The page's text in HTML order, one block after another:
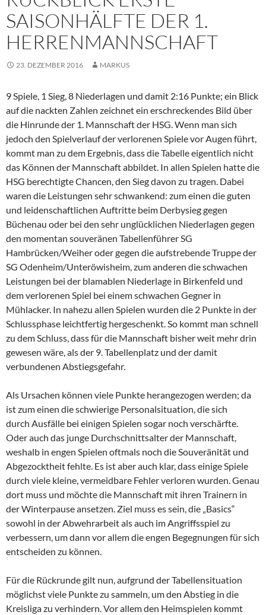
SAISONHÄLFTE DER 1.
HERRENMANNSCHAFT
23. DEZEMBER 2016 MARKUS
9 Spiele, 1 Sieg, 8 Niederlagen und damit 2:16 Punkte; ein Blick
auf die nackten Zahlen zeichnet ein erschreckendes Bild über
die Hinrunde der 1. Mannschaft der HSG. Wenn man sich
jedoch den Spielverlauf der verlorenen Spiele vor Augen führt,
kommt man zu dem Ergebnis, dass die Tabelle eigentlich nicht
das Können der Mannschaft abbildet. In allen Spielen hatte die
HSG berechtigte Chancen, den Sieg davon zu tragen. Dabei
waren die Leistungen sehr schwankend: zum einen die guten
und leidenschaftlichen Auftritte beim Derbysieg gegen
Büchenau oder bei den sehr unglücklichen Niederlagen gegen
den momentan souveränen Tabellenführer SG
Hambrücken/Weiher oder gegen die aufstrebende Truppe der
SG Odenheim/Unteröwisheim, zum anderen die schwachen
Leistungen bei der blamablen Niederlage in Birkenfeld und
dem verlorenen Spiel bei einem schwachen Gegner in
Mühlacker. In nahezu allen Spielen wurden die 2 Punkte in der
Schlussphase leichtfertig hergeschenkt. So kommt man schnell
zu dem Schluss, dass für die Mannschaft bisher weit mehr drin
gewesen wäre, als der 9. Tabellenplatz und der damit
verbundenen Abstiegsgefahr.
Als Ursachen können viele Punkte herangezogen werden; da
ist zum einen die schwierige Personalsituation, die sich
durch Ausfälle bei einigen Spielen sogar noch verschärfte.
Oder auch das junge Durchschnittsalter der Mannschaft,
weshalb in engen Spielen oftmals noch die Souveränität und
Abgezocktheit fehlte. Es ist aber auch klar, dass einige Spiele
durch viele kleine, vermeidbare Fehler verloren wurden. Genau
dort muss und möchte die Mannschaft mit ihren Trainern in
der Winterpause ansetzen. Ziel muss es sein, die „Basics“
sowohl in der Abwehrarbeit als auch im Angriffsspiel zu
verbessern, um dann vor allem die engen Begegnungen für sich
entscheiden zu können.
Für die Rückrunde gilt nun, aufgrund der Tabellensituation
möglichst viele Punkte zu sammeln, um den Abstieg in die
Kreisliga zu verhindern. Vor allem den Heimspielen kommt